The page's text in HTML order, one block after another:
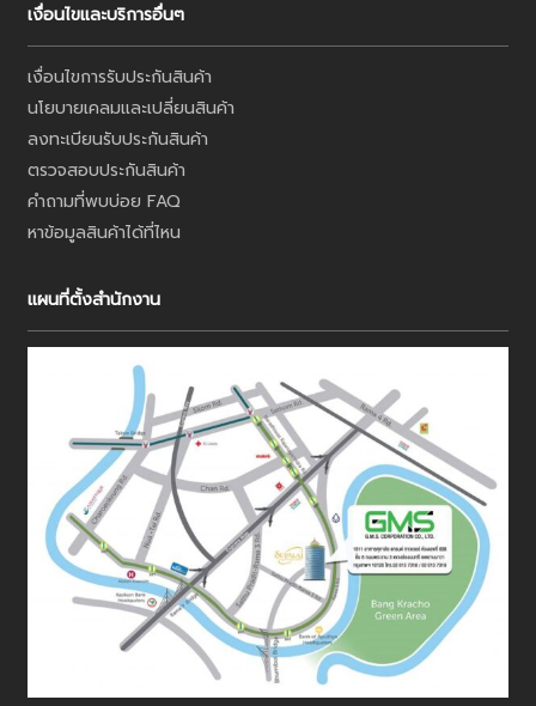
เงื่อนไขและบริการอื่นๆ
เงื่อนไขการรับประกันสินค้า
นโยบายเคลมและเปลี่ยนสินค้า
ลงทะเบียนรับประกันสินค้า
ตรวจสอบประกันสินค้า
คำถามที่พบบ่อย FAQ
หาข้อมูลสินค้าได้ที่ไหน
แผนที่ตั้งสำนักงาน